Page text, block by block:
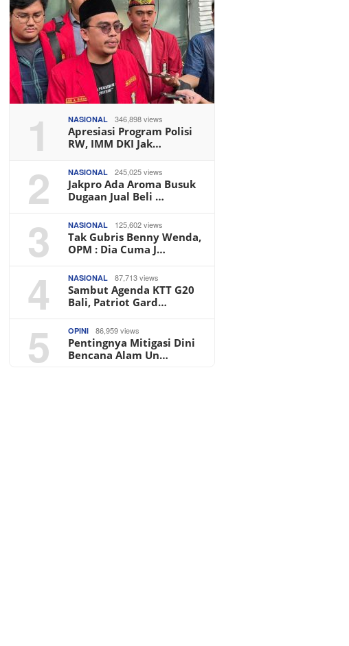
1 NASIONAL 346,898 views
Apresiasi Program Polisi
RW, IMM DKI Jak…
2 NASIONAL 245,025 views
Jakpro Ada Aroma Busuk
Dugaan Jual Beli …
3 NASIONAL 125,602 views
Tak Gubris Benny Wenda,
OPM : Dia Cuma J…
4 NASIONAL 87,713 views
Sambut Agenda KTT G20
Bali, Patriot Gard…
5 OPINI 86,959 views
Pentingnya Mitigasi Dini
Bencana Alam Un…